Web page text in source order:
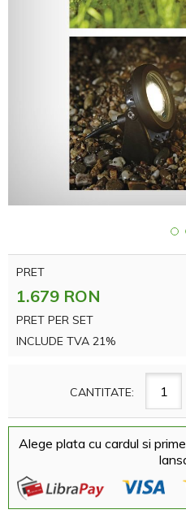
PRET
1.679 RON
PRET PER SET
INCLUDE TVA 21%
CANTITATE:
Alege plata cu cardul si